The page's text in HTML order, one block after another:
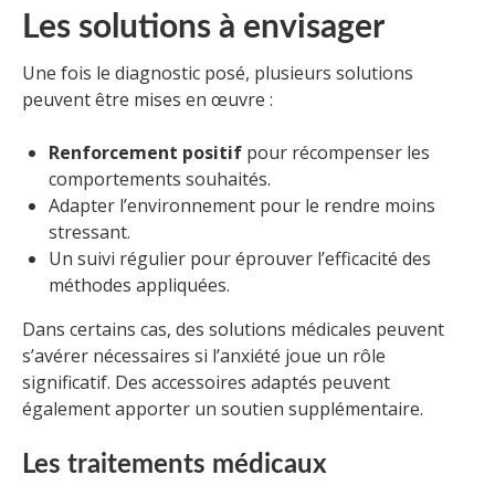
Les solutions à envisager
Une fois le diagnostic posé, plusieurs solutions
peuvent être mises en œuvre :
Renforcement positif pour récompenser les
comportements souhaités.
Adapter l’environnement pour le rendre moins
stressant.
Un suivi régulier pour éprouver l’efficacité des
méthodes appliquées.
Dans certains cas, des solutions médicales peuvent
s’avérer nécessaires si l’anxiété joue un rôle
significatif. Des accessoires adaptés peuvent
également apporter un soutien supplémentaire.
Les traitements médicaux